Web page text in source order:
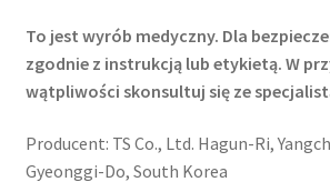
To jest wyrób medyczny. Dla
zgodnie z instrukcją lub etykietą. W
wątpliwości skonsultuj się ze
Producent: TS Co., Ltd. Hagun-Ri,
Gyeonggi-Do, South Korea